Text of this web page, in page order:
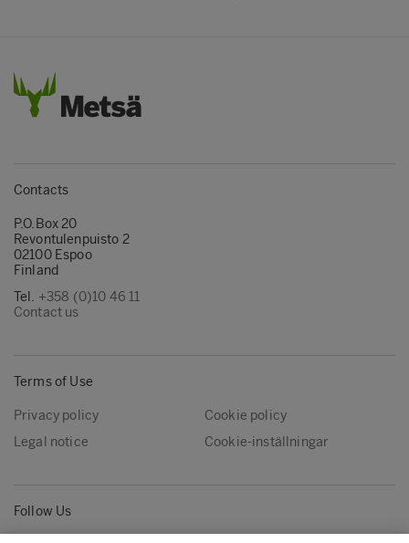
Contacts
P.O.Box 20
Revontulenpuisto 2
02100 Espoo
Finland
Tel. +358 (0)10 46 11
Contact us
Terms of Use
Privacy policy
Cookie policy
Legal notice
Cookie-inställningar
Follow Us